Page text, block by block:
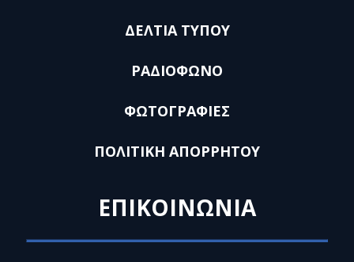
ΔΕΛΤΙΑ ΤΥΠΟΥ
ΡΑΔΙΟΦΩΝΟ
ΦΩΤΟΓΡΑΦΙΕΣ
ΠΟΛΙΤΙΚΗ ΑΠΟΡΡΗΤΟΥ
ΕΠΙΚΟΙΝΩΝΙΑ